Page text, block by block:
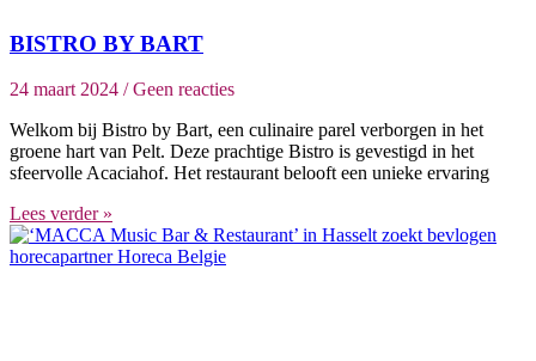
BISTRO BY BART
24 maart 2024 Geen reacties
Welkom bij Bistro by Bart, een culinaire parel verborgen in het
groene hart van Pelt. Deze prachtige Bistro is gevestigd in het
sfeervolle Acaciahof. Het restaurant belooft een unieke ervaring
Lees verder »